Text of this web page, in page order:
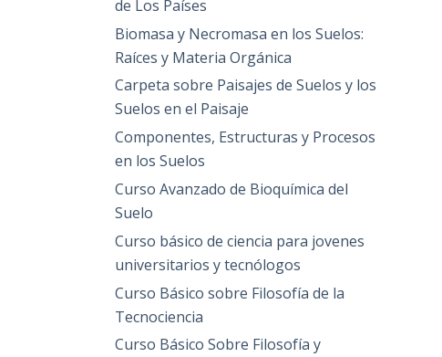
de Los Países
Biomasa y Necromasa en los Suelos:
Raíces y Materia Orgánica
Carpeta sobre Paisajes de Suelos y los
Suelos en el Paisaje
Componentes, Estructuras y Procesos
en los Suelos
Curso Avanzado de Bioquímica del
Suelo
Curso básico de ciencia para jovenes
universitarios y tecnólogos
Curso Básico sobre Filosofía de la
Tecnociencia
Curso Básico Sobre Filosofía y